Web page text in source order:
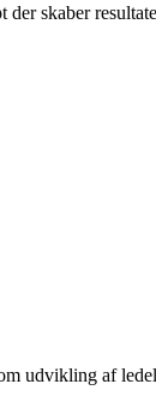
skaber
udvikling af